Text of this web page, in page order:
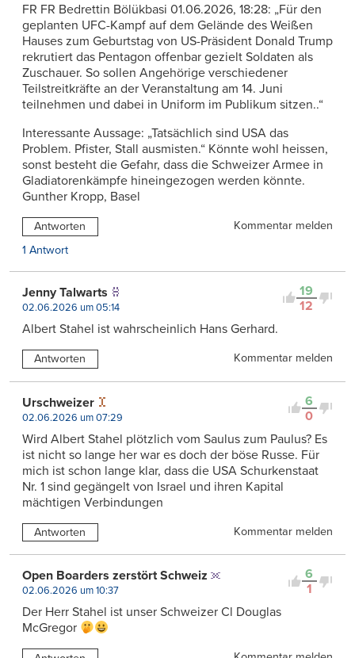
FR FR Bedrettin Bölükbasi 01.06.2026, 18:28: „Für den
geplanten UFC-Kampf auf dem Gelände des Weißen
Hauses zum Geburtstag von US-Präsident Donald Trump
rekrutiert das Pentagon offenbar gezielt Soldaten als
Zuschauer. So sollen Angehörige verschiedener
Teilstreitkräfte an der Veranstaltung am 14. Juni
teilnehmen und dabei in Uniform im Publikum sitzen..“
Interessante Aussage: „Tatsächlich sind USA das
Problem. Pfister, Stall ausmisten.“ Könnte wohl heissen,
sonst besteht die Gefahr, dass die Schweizer Armee in
Gladiatorenkämpfe hineingezogen werden könnte.
Gunther Kropp, Basel
Antworten
Kommentar melden
1 Antwort
19
12
Jenny Talwarts
02.06.2026 um 05:14
Albert Stahel ist wahrscheinlich Hans Gerhard.
Antworten Kommentar melden
6
0
Urschweizer
02.06.2026 um 07:29
Wird Albert Stahel plötzlich vom Saulus zum Paulus? Es
ist nicht so lange her war es doch der böse Russe. Für
mich ist schon lange klar, dass die USA Schurkenstaat
Nr. 1 sind gegängelt von Israel und ihren Kapital
mächtigen Verbindungen
Antworten Kommentar melden
6
1
Open Boarders zerstört Schweiz
02.06.2026 um 10:37
Der Herr Stahel ist unser Schweizer Cl Douglas
McGregor